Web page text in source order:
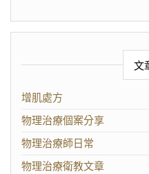
文
增肌處方
物理治療個案分享
物理治療師日常
物理治療衛教文章